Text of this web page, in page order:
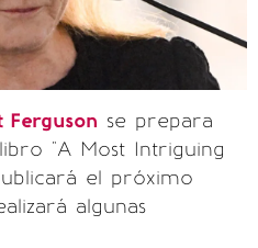
Ferguson se prepara
"A Most Intriguing
el próximo
algunas